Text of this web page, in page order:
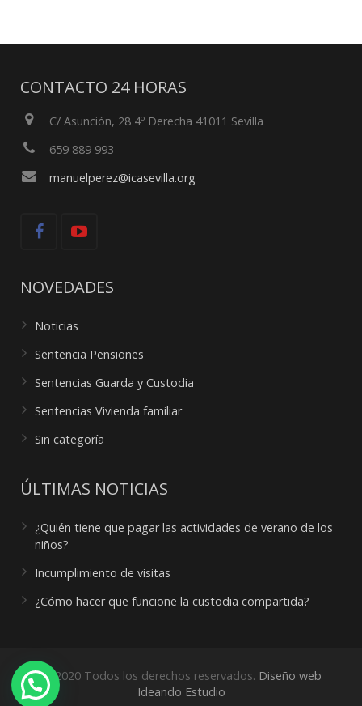
CONTACTO 24 HORAS
C/ Asunción, 28 4º Derecha 41011 Sevilla
659 889 993
manuelperez@icasevilla.org
NOVEDADES
Noticias
Sentencia Pensiones
Sentencias Guarda y Custodia
Sentencias Vivienda familiar
Sin categoría
ÚLTIMAS NOTICIAS
¿Quién tiene que pagar las actividades de verano de los
niños?
Incumplimiento de visitas
¿Cómo hacer que funcione la custodia compartida?
© 2020 Todos los derechos reservados. Diseño web
Ideando Estudio
¿Necesitas ayuda?